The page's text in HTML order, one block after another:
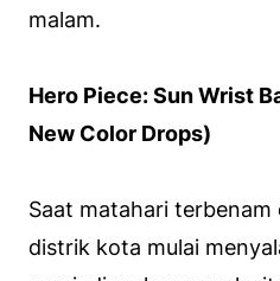
malam.
Hero Piece: Sun Wrist
New Color Drops)
Saat matahari terbenam
distrik kota mulai